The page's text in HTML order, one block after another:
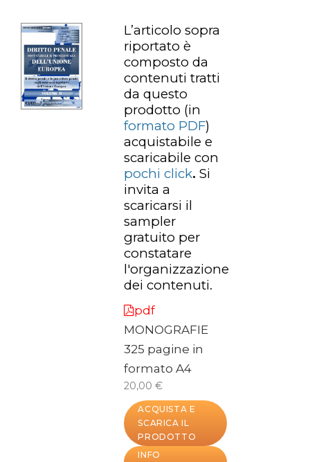
L’articolo sopra
riportato è
composto da
contenuti tratti
da questo
prodotto (in
formato PDF)
acquistabile e
scaricabile con
pochi click. Si
invita a
scaricarsi il
sampler
gratuito per
constatare
l'organizzazione
dei contenuti.
pdf
MONOGRAFIE
325 pagine in
formato A4
20,00 €
ACQUISTA E
SCARICA IL
PRODOTTO
INFO